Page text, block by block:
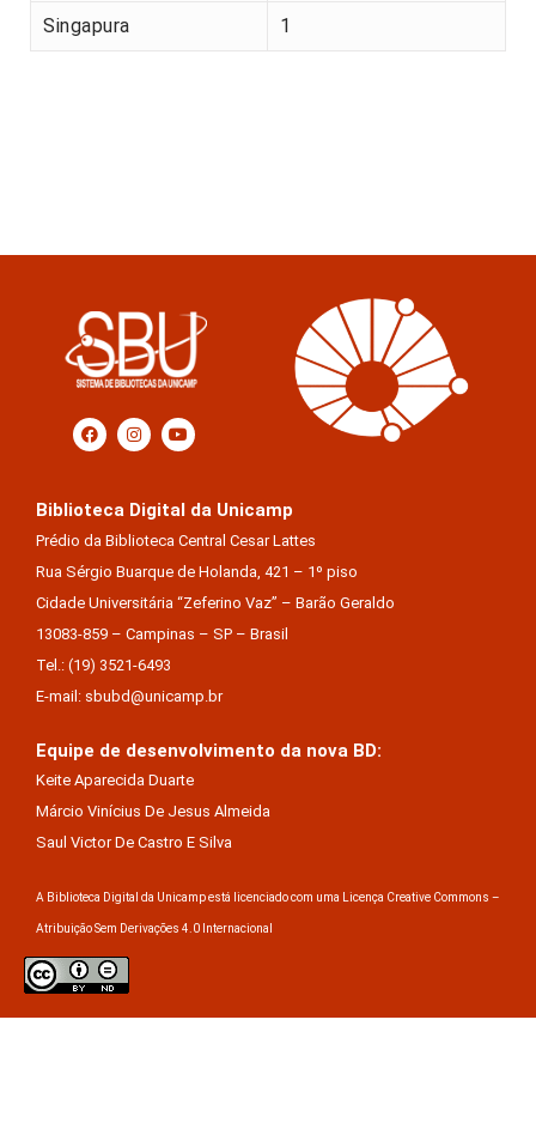
Singapura 1
Biblioteca Digital da Unicamp
Prédio da Biblioteca Central Cesar Lattes
Rua Sérgio Buarque de Holanda, 421 – 1º piso
Cidade Universitária “Zeferino Vaz” – Barão Geraldo
13083-859 – Campinas – SP – Brasil
Tel.: (19) 3521-6493
E-mail: sbubd@unicamp.br
Equipe de desenvolvimento da nova BD:
Keite Aparecida Duarte
Márcio Vinícius De Jesus Almeida
Saul Victor De Castro E Silva
A Biblioteca Digital da Unicamp está licenciado com uma Licença Creative Commons –
Atribuição Sem Derivações 4.0 Internacional